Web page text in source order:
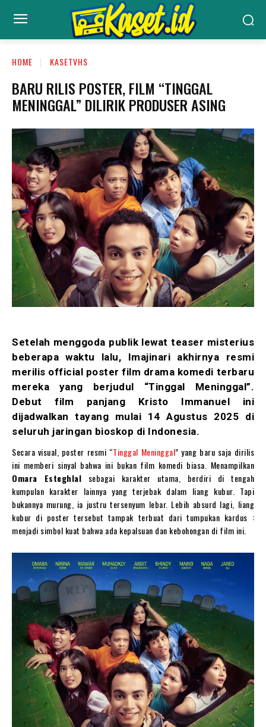
HOME KASETVHS
BARU RILIS POSTER, FILM “TINGGAL
MENINGGAL” DILIRIK PRODUSER ASING
Setelah menggoda publik lewat teaser misterius
beberapa waktu lalu, Imajinari akhirnya resmi
merilis official poster film drama komedi terbaru
mereka yang berjudul “Tinggal Meninggal”.
Debut film panjang Kristo Immanuel ini
dijadwalkan tayang mulai 14 Agustus 2025 di
seluruh jaringan bioskop di Indonesia.
Secara visual, poster resmi “Tinggal Meninggal” yang baru saja dirilis
ini memberi sinyal bahwa ini bukan film komedi biasa. Menampilkan
Omara Esteghlal sebagai karakter utama, berdiri di tengah
kumpulan karakter lainnya yang terjebak dalam liang kubur. Tapi
bukannya murung, ia justru tersenyum lebar. Lebih absurd lagi, liang
kubur di poster tersebut tampak terbuat dari tumpukan kardus :
menjadi simbol kuat bahwa ada kepalsuan dan kebohongan di film ini.